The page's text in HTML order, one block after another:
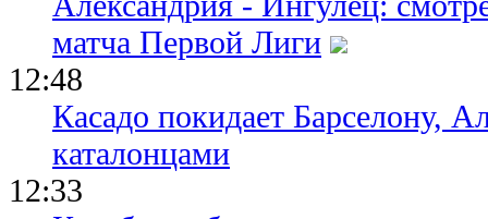
матча Первой Лиги
12:48
Касадо покидает Барселону,
каталонцами
12:33